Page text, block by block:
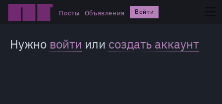
Посты Объявления Войти
Нужно войти или создать аккаунт